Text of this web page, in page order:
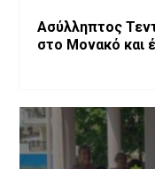
Ασύλληπτος
στο Μονακό και